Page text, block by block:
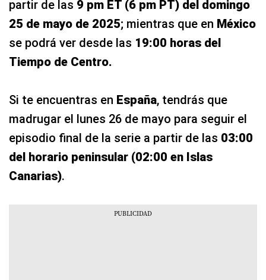
partir de las 9 pm ET (6 pm PT) del domingo
25 de mayo de 2025; mientras que en México
se podrá ver desde las 19:00 horas del
Tiempo de Centro.
Si te encuentras en España, tendrás que
madrugar el lunes 26 de mayo para seguir el
episodio final de la serie a partir de las 03:00
del horario peninsular (02:00 en Islas
Canarias).